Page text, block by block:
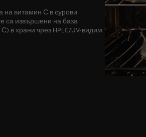
на витамин С в сурови
са извършени на база
в храни чрез HPLC/UV-видим